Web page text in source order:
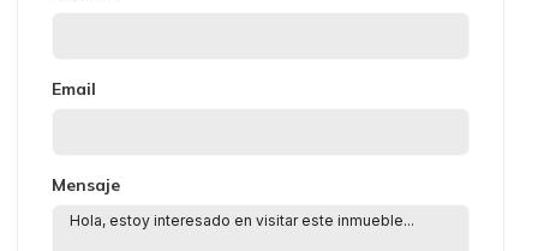
Email
Mensaje